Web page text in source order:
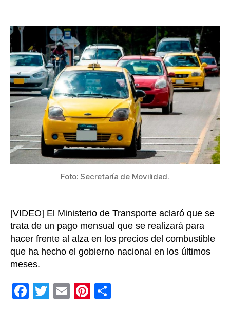
entrada
los
los
Foto: Secretaría de Movilidad.
[VIDEO] El Ministerio de Transporte aclaró que se
trata de un pago mensual que se realizará para
hacer frente al alza en los precios del combustible
que ha hecho el gobierno nacional en los últimos
meses.
F
T
E
Pi